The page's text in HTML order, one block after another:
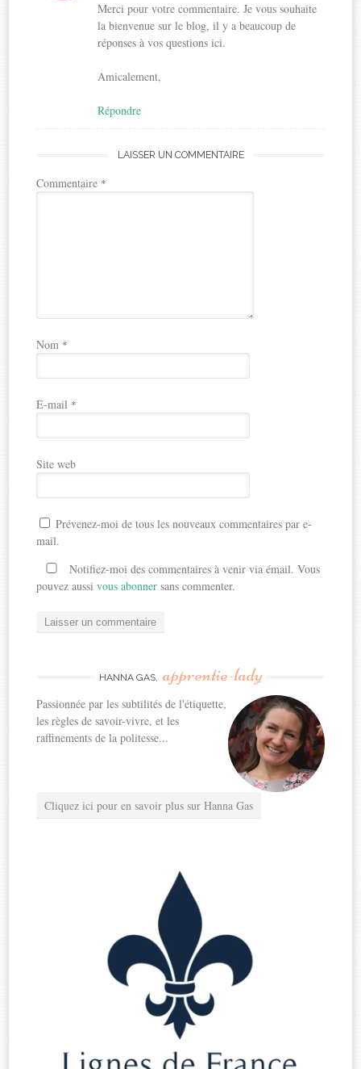
Merci pour votre commentaire. Je vous souhaite
la bienvenue sur le blog, il y a beaucoup de
réponses à vos questions ici.
Amicalement,
Répondre
LAISSER UN COMMENTAIRE
Commentaire *
Nom *
E-mail *
Site web
Prévenez-moi de tous les nouveaux commentaires par e-
mail.
Notifiez-moi des commentaires à venir via émail. Vous
pouvez aussivous abonner sans commenter.
HANNA GAS, apprentie-lady
Passionnée par les subtilités de l'étiquette,
les règles de savoir-vivre, et les
raffinements de la politesse...
Cliquez ici pour en savoir plus sur Hanna Gas